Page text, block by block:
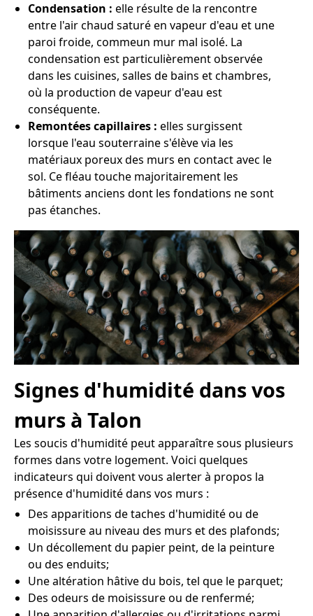
Condensation : elle résulte de la rencontre
entre l'air chaud saturé en vapeur d'eau et une
paroi froide, commeun mur mal isolé. La
condensation est particulièrement observée
dans les cuisines, salles de bains et chambres,
où la production de vapeur d'eau est
conséquente.
Remontées capillaires : elles surgissent
lorsque l'eau souterraine s'élève via les
matériaux poreux des murs en contact avec le
sol. Ce fléau touche majoritairement les
bâtiments anciens dont les fondations ne sont
pas étanches.
Signes d'humidité dans vos
murs à Talon
Les soucis d'humidité peut apparaître sous plusieurs
formes dans votre logement. Voici quelques
indicateurs qui doivent vous alerter à propos la
présence d'humidité dans vos murs :
Des apparitions de taches d'humidité ou de
moisissure au niveau des murs et des plafonds;
Un décollement du papier peint, de la peinture
ou des enduits;
Une altération hâtive du bois, tel que le parquet;
Des odeurs de moisissure ou de renfermé;